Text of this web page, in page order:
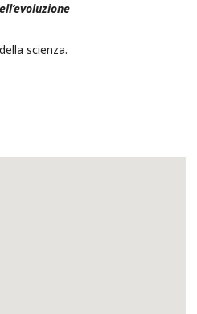
scienza.